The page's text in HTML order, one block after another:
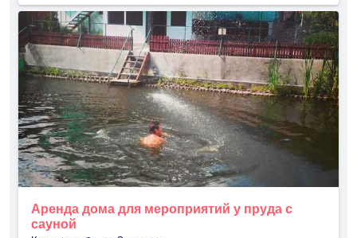
Аренда дома для мероприятий у пруда с
сауной